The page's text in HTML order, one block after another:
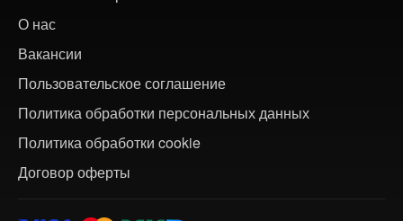
О нас
Вакансии
Пользовательское соглашение
Политика обработки персональных данных
Политика обработки cookie
Договор оферты